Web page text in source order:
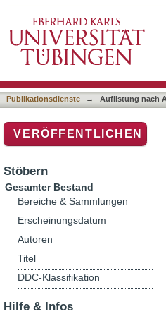
Publikationsdienste → Auflistung nach
VERÖFFENTLICHEN
Stöbern
Gesamter Bestand
Bereiche & Sammlungen
Erscheinungsdatum
Autoren
Titel
DDC-Klassifikation
Hilfe & Infos